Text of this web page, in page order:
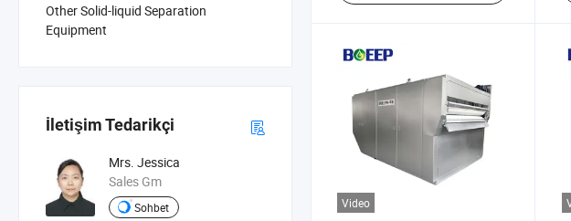
Other Solid-liquid Separation
Equipment
İletişim Tedarikçi
Mrs. Jessica
Sales Gm
Sohbet Video